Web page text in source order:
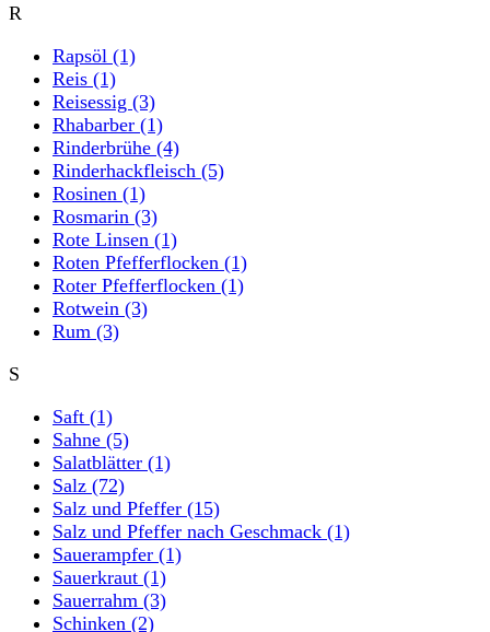
R
Rapsöl (1)
Reis (1)
Reisessig (3)
Rhabarber (1)
Rinderbrühe (4)
Rinderhackfleisch (5)
Rosinen (1)
Rosmarin (3)
Rote Linsen (1)
Roten Pfefferflocken (1)
Roter Pfefferflocken (1)
Rotwein (3)
Rum (3)
S
Saft (1)
Sahne (5)
Salatblätter (1)
Salz (72)
Salz und Pfeffer (15)
Salz und Pfeffer nach Geschmack (1)
Sauerampfer (1)
Sauerkraut (1)
Sauerrahm (3)
Schinken (2)